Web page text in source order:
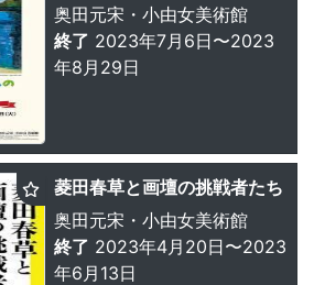
奥田元宋・小由女美術館
終了 2023年7月6日〜2023
年8月29日
菱田春草と画壇の挑戦者たち
奥田元宋・小由女美術館
終了 2023年4月20日〜2023
年6月13日